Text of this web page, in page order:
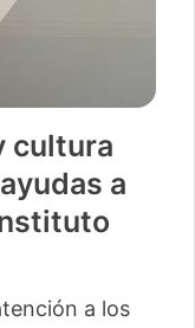
cultura
a
a los